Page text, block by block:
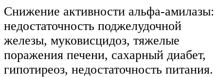
Снижение активности альфа-амилазы:
недостаточность поджелудочной
железы, муковисцидоз, тяжелые
поражения печени, сахарный диабет,
гипотиреоз, недостаточность питания.